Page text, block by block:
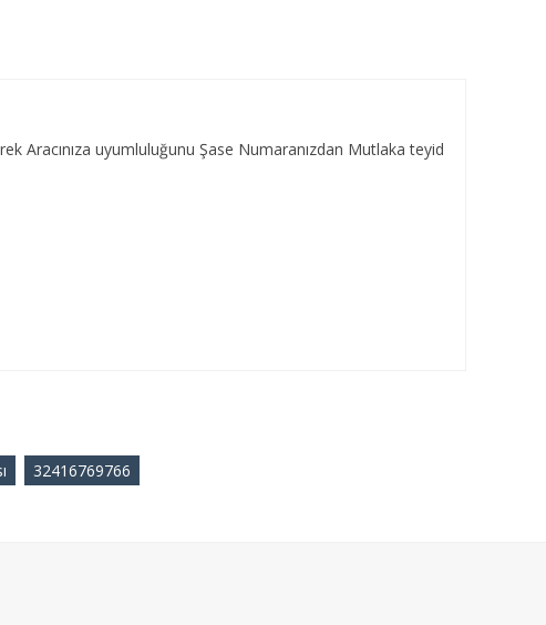
Aracınıza uyumluluğunu Şase Numaranızdan Mutlaka teyid
32416769766